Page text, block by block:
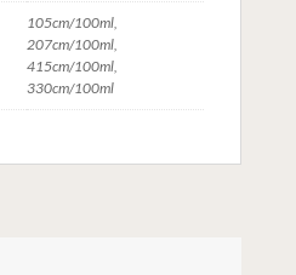
105cm/100ml,
207cm/100ml,
415cm/100ml,
330cm/100ml